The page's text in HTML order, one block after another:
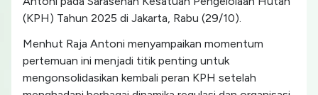
(KPH) Tahun 2025 di Jakarta, Rabu (29/10).
Menhut Raja Antoni menyampaikan momentum
pertemuan ini menjadi titik penting untuk
mengonsolidasikan kembali peran KPH setelah